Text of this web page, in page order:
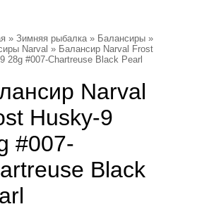
» Зимняя рыбалка» Балансиры »
Narval » Балансир Narval Frost
28g #007-Chartreuse Black Pearl
Narval
Husky-9
#007-
Black